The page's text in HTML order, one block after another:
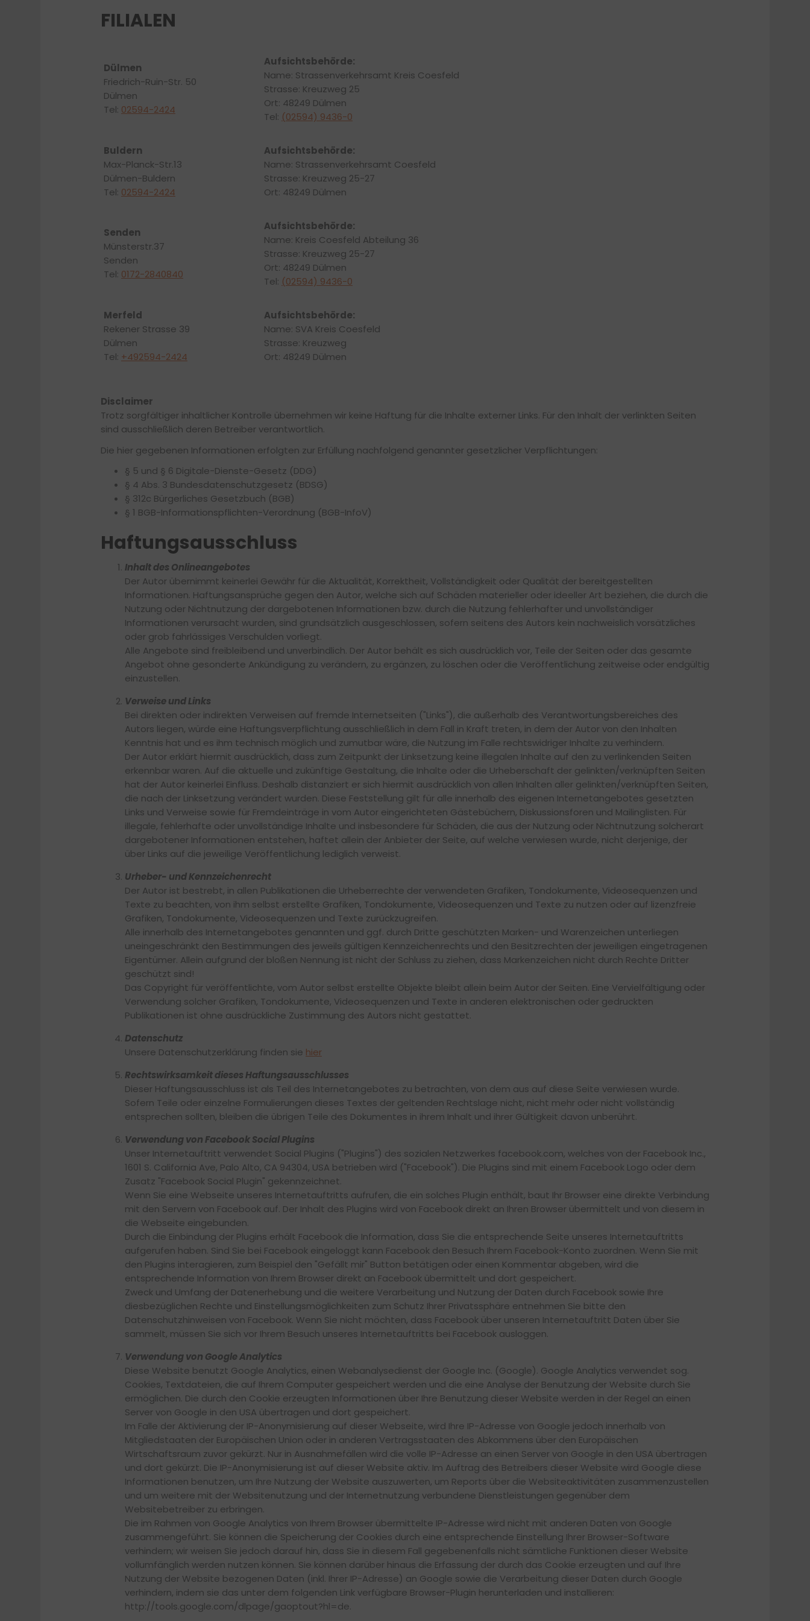
FILIALEN
Dülmen
Friedrich-Ruin-Str. 50
Dülmen
Tel: 02594-2424
Aufsichtsbehörde:
Name: Strassenverkehrsamt Kreis Coesfeld
Strasse: Kreuzweg 25
Ort: 48249 Dülmen
Tel: (02594) 9436-0
Buldern
Max-Planck-Str.13
Dülmen-Buldern
Tel: 02594-2424
Aufsichtsbehörde:
Name: Strassenverkehrsamt Coesfeld
Strasse: Kreuzweg 25-27
Ort: 48249 Dülmen
Senden
Münsterstr.37
Senden
Tel: 0172-2840840
Aufsichtsbehörde:
Name: Kreis Coesfeld Abteilung 36
Strasse: Kreuzweg 25-27
Ort: 48249 Dülmen
Tel: (02594) 9436-0
Merfeld
Rekener Strasse 39
Dülmen
Tel: +492594-2424
Aufsichtsbehörde:
Name: SVA Kreis Coesfeld
Strasse: Kreuzweg
Ort: 48249 Dülmen
Disclaimer
Trotz sorgfältiger inhaltlicher Kontrolle übernehmen wir keine Haftung für die Inhalte externer Links. Für den Inhalt der verlinkten Seiten
sind ausschließlich deren Betreiber verantwortlich.
Die hier gegebenen Informationen erfolgten zur Erfüllung nachfolgend genannter gesetzlicher Verpflichtungen:
§ 5 und § 6 Digitale-Dienste-Gesetz (DDG)
§ 4 Abs. 3 Bundesdatenschutzgesetz (BDSG)
§ 312c Bürgerliches Gesetzbuch (BGB)
§ 1 BGB-Informationspflichten-Verordnung (BGB-InfoV)
Haftungsausschluss
Inhalt des Onlineangebotes
Der Autor übernimmt keinerlei Gewähr für die Aktualität, Korrektheit, Vollständigkeit oder Qualität der bereitgestellten
Informationen. Haftungsansprüche gegen den Autor, welche sich auf Schäden materieller oder ideeller Art beziehen, die durch die
Nutzung oder Nichtnutzung der dargebotenen Informationen bzw. durch die Nutzung fehlerhafter und unvollständiger
Informationen verursacht wurden, sind grundsätzlich ausgeschlossen, sofern seitens des Autors kein nachweislich vorsätzliches
oder grob fahrlässiges Verschulden vorliegt.
Alle Angebote sind freibleibend und unverbindlich. Der Autor behält es sich ausdrücklich vor, Teile der Seiten oder das gesamte
Angebot ohne gesonderte Ankündigung zu verändern, zu ergänzen, zu löschen oder die Veröffentlichung zeitweise oder endgültig
einzustellen.
Verweise und Links
Bei direkten oder indirekten Verweisen auf fremde Internetseiten ("Links"), die außerhalb des Verantwortungsbereiches des
Autors liegen, würde eine Haftungsverpflichtung ausschließlich in dem Fall in Kraft treten, in dem der Autor von den Inhalten
Kenntnis hat und es ihm technisch möglich und zumutbar wäre, die Nutzung im Falle rechtswidriger Inhalte zu verhindern.
Der Autor erklärt hiermit ausdrücklich, dass zum Zeitpunkt der Linksetzung keine illegalen Inhalte auf den zu verlinkenden Seiten
erkennbar waren. Auf die aktuelle und zukünftige Gestaltung, die Inhalte oder die Urheberschaft der gelinkten/verknüpften Seiten
hat der Autor keinerlei Einfluss. Deshalb distanziert er sich hiermit ausdrücklich von allen Inhalten aller gelinkten/verknüpften Seiten,
die nach der Linksetzung verändert wurden. Diese Feststellung gilt für alle innerhalb des eigenen Internetangebotes gesetzten
Links und Verweise sowie für Fremdeinträge in vom Autor eingerichteten Gästebüchern, Diskussionsforen und Mailinglisten. Für
illegale, fehlerhafte oder unvollständige Inhalte und insbesondere für Schäden, die aus der Nutzung oder Nichtnutzung solcherart
dargebotener Informationen entstehen, haftet allein der Anbieter der Seite, auf welche verwiesen wurde, nicht derjenige, der
über Links auf die jeweilige Veröffentlichung lediglich verweist.
Urheber- und Kennzeichenrecht
Der Autor ist bestrebt, in allen Publikationen die Urheberrechte der verwendeten Grafiken, Tondokumente, Videosequenzen und
Texte zu beachten, von ihm selbst erstellte Grafiken, Tondokumente, Videosequenzen und Texte zu nutzen oder auf lizenzfreie
Grafiken, Tondokumente, Videosequenzen und Texte zurückzugreifen.
Alle innerhalb des Internetangebotes genannten und ggf. durch Dritte geschützten Marken- und Warenzeichen unterliegen
uneingeschränkt den Bestimmungen des jeweils gültigen Kennzeichenrechts und den Besitzrechten der jeweiligen eingetragenen
Eigentümer. Allein aufgrund der bloßen Nennung ist nicht der Schluss zu ziehen, dass Markenzeichen nicht durch Rechte Dritter
geschützt sind!
Das Copyright für veröffentlichte, vom Autor selbst erstellte Objekte bleibt allein beim Autor der Seiten. Eine Vervielfältigung oder
Verwendung solcher Grafiken, Tondokumente, Videosequenzen und Texte in anderen elektronischen oder gedruckten
Publikationen ist ohne ausdrückliche Zustimmung des Autors nicht gestattet.
Datenschutz
Unsere Datenschutzerklärung finden sie hier
Rechtswirksamkeit dieses Haftungsausschlusses
Dieser Haftungsausschluss ist als Teil des Internetangebotes zu betrachten, von dem aus auf diese Seite verwiesen wurde.
Sofern Teile oder einzelne Formulierungen dieses Textes der geltenden Rechtslage nicht, nicht mehr oder nicht vollständig
entsprechen sollten, bleiben die übrigen Teile des Dokumentes in ihrem Inhalt und ihrer Gültigkeit davon unberührt.
Verwendung von Facebook Social Plugins
Unser Internetauftritt verwendet Social Plugins ("Plugins") des sozialen Netzwerkes facebook.com, welches von der Facebook Inc.,
1601 S. California Ave, Palo Alto, CA 94304, USA betrieben wird ("Facebook"). Die Plugins sind mit einem Facebook Logo oder dem
Zusatz "Facebook Social Plugin" gekennzeichnet.
Wenn Sie eine Webseite unseres Internetauftritts aufrufen, die ein solches Plugin enthält, baut Ihr Browser eine direkte Verbindung
mit den Servern von Facebook auf. Der Inhalt des Plugins wird von Facebook direkt an Ihren Browser übermittelt und von diesem in
die Webseite eingebunden.
Durch die Einbindung der Plugins erhält Facebook die Information, dass Sie die entsprechende Seite unseres Internetauftritts
aufgerufen haben. Sind Sie bei Facebook eingeloggt kann Facebook den Besuch Ihrem Facebook-Konto zuordnen. Wenn Sie mit
den Plugins interagieren, zum Beispiel den "Gefällt mir" Button betätigen oder einen Kommentar abgeben, wird die
entsprechende Information von Ihrem Browser direkt an Facebook übermittelt und dort gespeichert.
Zweck und Umfang der Datenerhebung und die weitere Verarbeitung und Nutzung der Daten durch Facebook sowie Ihre
diesbezüglichen Rechte und Einstellungsmöglichkeiten zum Schutz Ihrer Privatssphäre entnehmen Sie bitte den
Datenschutzhinweisen von Facebook. Wenn Sie nicht möchten, dass Facebook über unseren Internetauftritt Daten über Sie
sammelt, müssen Sie sich vor Ihrem Besuch unseres Internetauftritts bei Facebook ausloggen.
Verwendung von Google Analytics
Diese Website benutzt Google Analytics, einen Webanalysedienst der Google Inc. (Google). Google Analytics verwendet sog.
Cookies, Textdateien, die auf Ihrem Computer gespeichert werden und die eine Analyse der Benutzung der Website durch Sie
ermöglichen. Die durch den Cookie erzeugten Informationen über Ihre Benutzung dieser Website werden in der Regel an einen
Server von Google in den USA übertragen und dort gespeichert.
Im Falle der Aktivierung der IP-Anonymisierung auf dieser Webseite, wird Ihre IP-Adresse von Google jedoch innerhalb von
Mitgliedstaaten der Europäischen Union oder in anderen Vertragsstaaten des Abkommens über den Europäischen
Wirtschaftsraum zuvor gekürzt. Nur in Ausnahmefällen wird die volle IP-Adresse an einen Server von Google in den USA übertragen
und dort gekürzt. Die IP-Anonymisierung ist auf dieser Website aktiv. Im Auftrag des Betreibers dieser Website wird Google diese
Informationen benutzen, um Ihre Nutzung der Website auszuwerten, um Reports über die Websiteaktivitäten zusammenzustellen
und um weitere mit der Websitenutzung und der Internetnutzung verbundene Dienstleistungen gegenüber dem
Websitebetreiber zu erbringen.
Die im Rahmen von Google Analytics von Ihrem Browser übermittelte IP-Adresse wird nicht mit anderen Daten von Google
zusammengeführt. Sie können die Speicherung der Cookies durch eine entsprechende Einstellung Ihrer Browser-Software
verhindern; wir weisen Sie jedoch darauf hin, dass Sie in diesem Fall gegebenenfalls nicht sämtliche Funktionen dieser Website
vollumfänglich werden nutzen können. Sie können darüber hinaus die Erfassung der durch das Cookie erzeugten und auf Ihre
Nutzung der Website bezogenen Daten (inkl. Ihrer IP-Adresse) an Google sowie die Verarbeitung dieser Daten durch Google
verhindern, indem sie das unter dem folgenden Link verfügbare Browser-Plugin herunterladen und installieren:
http://tools.google.com/dlpage/gaoptout?hl=de.